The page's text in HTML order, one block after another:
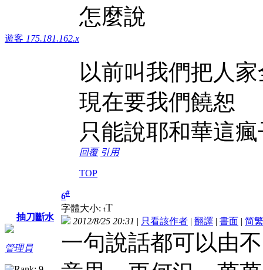
遊客 175.181.162.x
怎麼說
以前叫我們把人
現在要我們饒恕
只能說耶和華這
回覆 引用
TOP
抽刀斷水
管理員
6#
字體大小: tT
2012/8/25 20:31 | 只看該作者 | 翻譯 | 書面 | 简繁
一句說話都可以由